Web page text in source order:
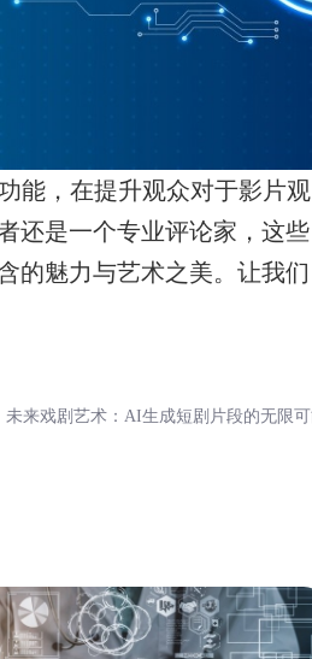
能，在提升观众对于影片观
还是一个专业评论家，这些
的魅力与艺术之美。让我们